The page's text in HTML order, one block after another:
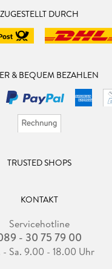
ZUGESTELLT DURCH
& BEQUEM BEZAHLEN
TRUSTED SHOPS
KONTAKT
Servicehotline
- 30 75 79 00
- Sa. 9.00 - 18.00 Uhr